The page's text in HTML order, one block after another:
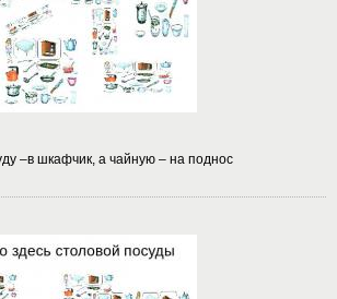
–в шкафчик, а чайную – на поднос